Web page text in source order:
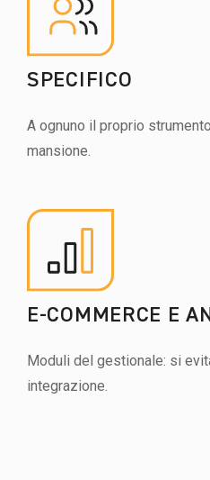
SPECIFICO
A ognuno il proprio
mansione.
E-COMMERCE E
Moduli del gestionale: si
integrazione.